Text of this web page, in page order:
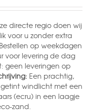
directe regio doen wij
voor u zonder extra
op weekdagen
voor levering de dag
geen leveringen op
Een prachtig,
windlicht met een
(ecru) in een laagje
zand.